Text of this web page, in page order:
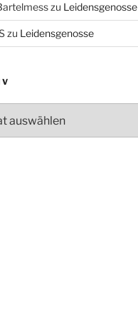
zu Leidensgenosse
zu Leidensgenosse